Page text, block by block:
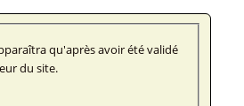
qu'après avoir été validé
du site.